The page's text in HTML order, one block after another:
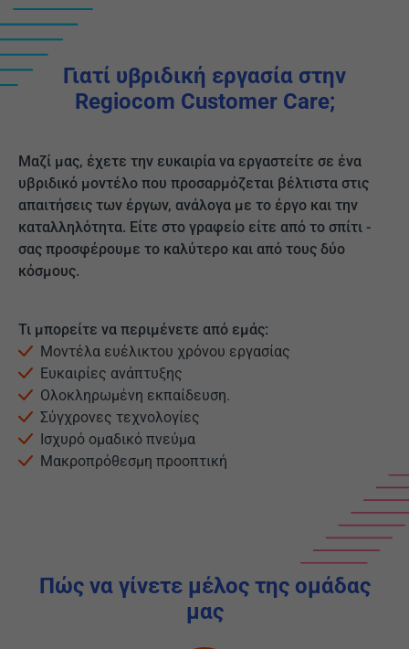
Γιατί υβριδική εργασία στην
Regiocom Customer Care;
Μαζί μας, έχετε την ευκαιρία να εργαστείτε σε ένα
υβριδικό μοντέλο που προσαρμόζεται βέλτιστα στις
απαιτήσεις των έργων, ανάλογα με το έργο και την
καταλληλότητα. Είτε στο γραφείο είτε από το σπίτι -
σας προσφέρουμε το καλύτερο και από τους δύο
κόσμους.
Τι μπορείτε να περιμένετε από εμάς:
Μοντέλα ευέλικτου χρόνου εργασίας
Ευκαιρίες ανάπτυξης
Ολοκληρωμένη εκπαίδευση.
Σύγχρονες τεχνολογίες
Ισχυρό ομαδικό πνεύμα
Μακροπρόθεσμη προοπτική
Πώς να γίνετε μέλος της ομάδας
μας